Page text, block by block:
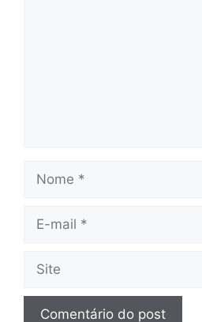
Nome
Site